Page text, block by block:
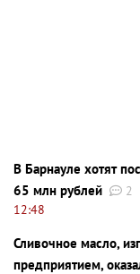
В Барнауле хотят
65 млн рублей
2
12:48
Сливочное масло,
предприятием,